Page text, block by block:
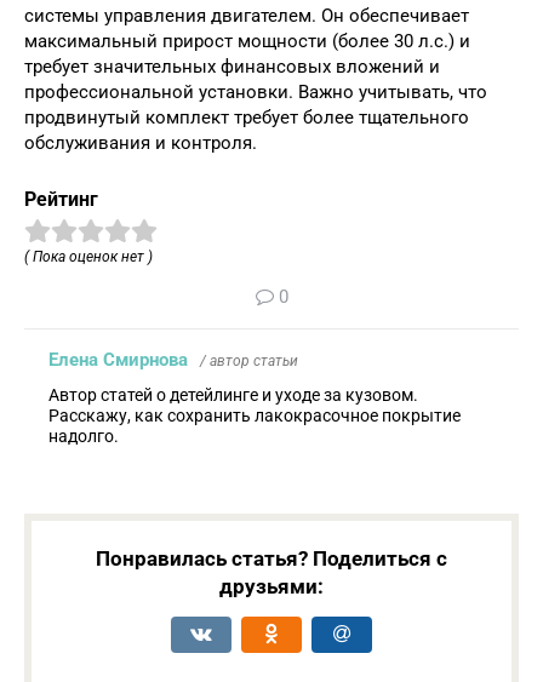
системы управления двигателем. Он обеспечивает
максимальный прирост мощности (более 30 л.с.) и
требует значительных финансовых вложений и
профессиональной установки. Важно учитывать, что
продвинутый комплект требует более тщательного
обслуживания и контроля.
Рейтинг
( Пока оценок нет )
0
Елена Смирнова / автор статьи
Автор статей о детейлинге и уходе за кузовом.
Расскажу, как сохранить лакокрасочное покрытие
надолго.
Понравилась статья? Поделиться с
друзьями: